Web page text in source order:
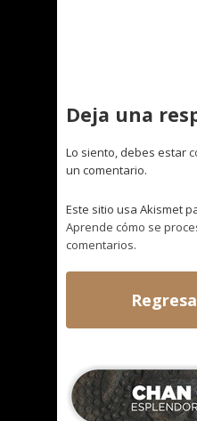
Deja una
Lo siento, debes estar
un comentario.
Este sitio usa Akismet
Aprende cómo se
comentarios.